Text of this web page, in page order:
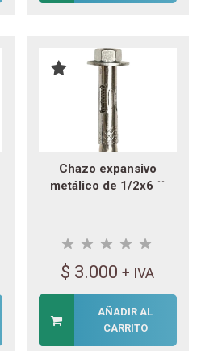
Chazo expansivo
metálico de 1/2x6 ´´
$ 3.000 + IVA
AÑADIR AL
CARRITO